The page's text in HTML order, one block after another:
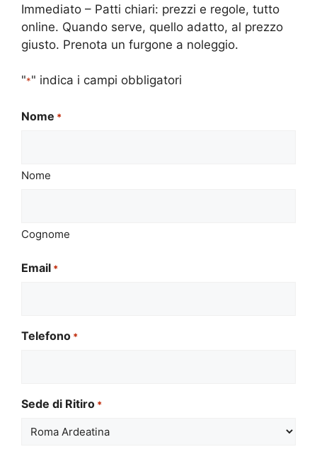
Immediato – Patti chiari: prezzi e regole, tutto
online. Quando serve, quello adatto, al prezzo
giusto. Prenota un furgone a noleggio.
"*" indica i campi obbligatori
Nome *
Nome
Cognome
Email *
Telefono *
Sede di Ritiro *